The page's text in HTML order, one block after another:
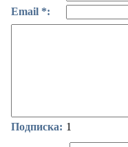
Email *:
Подписка: 1